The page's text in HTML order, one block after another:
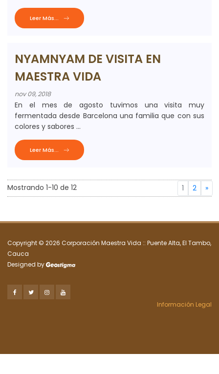
Leer Más...
NYAMNYAM DE VISITA EN
MAESTRA VIDA
nov 09, 2018
En el mes de agosto tuvimos una visita muy
fermentada desde Barcelona una familia que con sus
colores y sabores ...
Leer Más...
1 (Página
Ir a la
2 »
Mostrando 1-10 de 12
Copyright © 2026 Corporación Maestra Vida :: Puente Alta, El Tambo,
Cauca
Designed by
Información Legal